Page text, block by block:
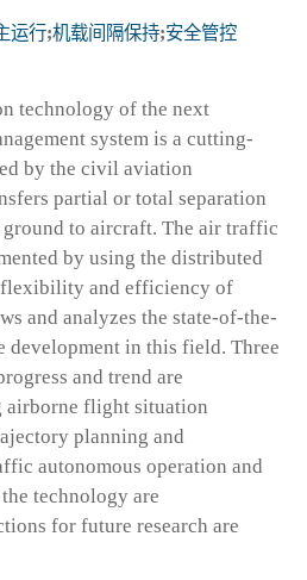
运行;机载间隔保持;安全管控
technology of the next
system is a cutting-
by the civil aviation
partial or total separation
ground to aircraft. The air traffic
by using the distributed
and efficiency of
and analyzes the state-of-the-
development in this field. Three
and trend are
flight situation
planning and
autonomous operation and
technology are
for future research are